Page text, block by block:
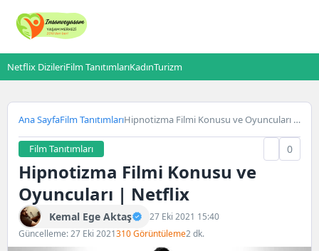
Netflix DizileriFilm TanıtımlarıKadınTurizm
Ana SayfaFilm TanıtımlarıHipnotizma Filmi Konusu ve Oyuncuları |
Film Tanıtımları
0
Hipnotizma Filmi Konusu ve
Oyuncuları | Netflix
Kemal Ege Aktaş
27 Eki 2021 15:40
Güncelleme: 27 Eki 2021310 Görüntüleme2 dk.